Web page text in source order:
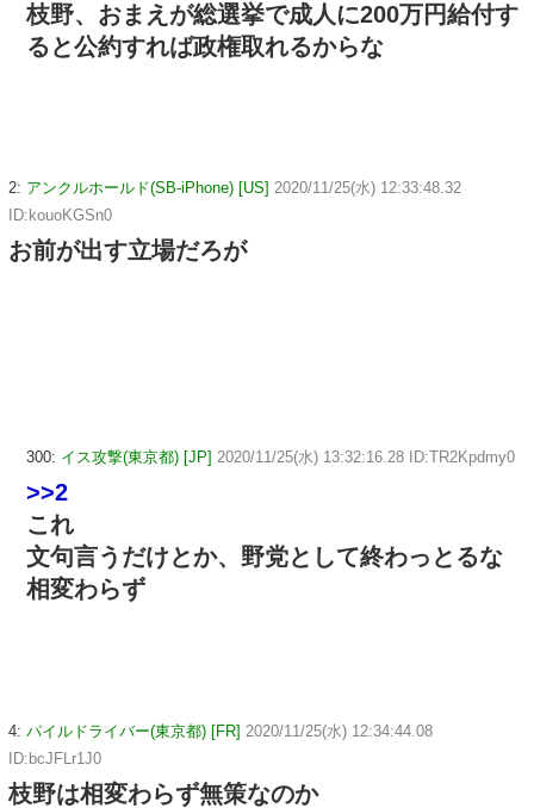
枝野、おまえが総選挙で成人に200万円給付す
ると公約すれば政権取れるからな
2: アンクルホールド(SB-iPhone) [US] 2020/11/25(水) 12:33:48.32
ID:kouoKGSn0
お前が出す立場だろが
300: イス攻撃(東京都) [JP] 2020/11/25(水) 13:32:16.28 ID:TR2Kpdmy0
>>2
これ
文句言うだけとか、野党として終わっとるな
相変わらず
4: パイルドライバー(東京都) [FR] 2020/11/25(水) 12:34:44.08
ID:bcJFLr1J0
枝野は相変わらず無策なのか